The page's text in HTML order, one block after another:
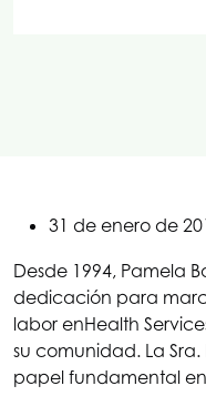
31 de enero de
Desde 1994, Pamela
dedicación para
labor enHealth
su comunidad. La
papel fundamental